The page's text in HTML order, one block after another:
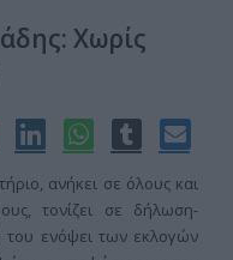
Χωρίς
ανήκει σε όλους και
τονίζει σε δήλωση-
του ενόψει των εκλογών